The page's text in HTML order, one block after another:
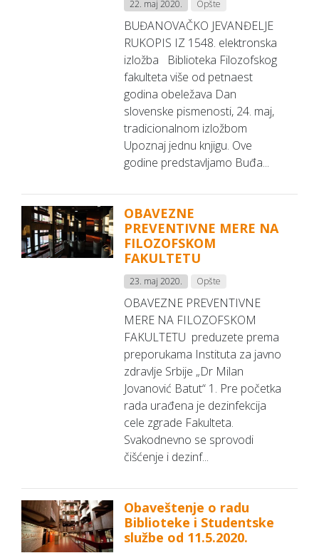
22. maj 2020. Opšte
BUĐANOVAČKO JEVANĐELJE
RUKOPIS IZ 1548. elektronska
izložba Biblioteka Filozofskog
fakulteta više od petnaest
godina obeležava Dan
slovenske pismenosti, 24. maj,
tradicionalnom izložbom
Upoznaj jednu knjigu. Ove
godine predstavljamo Buđa...
OBAVEZNE
PREVENTIVNE MERE NA
FILOZOFSKOM
FAKULTETU
23. maj 2020. Opšte
OBAVEZNE PREVENTIVNE
MERE NA FILOZOFSKOM
FAKULTETU preduzete prema
preporukama Instituta za javno
zdravlje Srbije „Dr Milan
Jovanović Batut“ 1. Pre početka
rada urađena je dezinfekcija
cele zgrade Fakulteta.
Svakodnevno se sprovodi
čišćenje i dezinf...
Obaveštenje o radu
Biblioteke i Studentske
službe od 11.5.2020.